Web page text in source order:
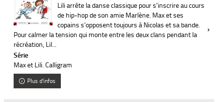
Lili arrête la danse classique pour s'inscrire au cours
de hip-hop de son amie Marlène. Max et ses
copains s'opposent toujours à Nicolas et sa bande.
Pour calmer la tension qui monte entre les deux clans pendant la
récréation, Lil...
Série
Max et Lili. Calligram
Plus d'infos